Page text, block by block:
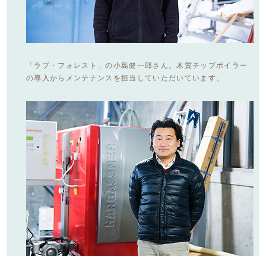
「ラブ・フォレスト」の小島健一郎さん。木質チップボイラー
の導入からメンテナンスを担当していただいています。